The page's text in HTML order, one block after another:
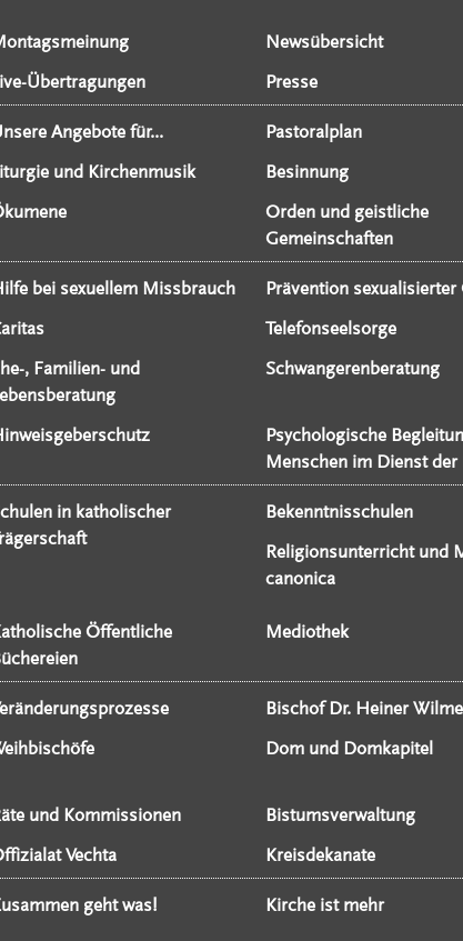
Newsübersicht
Übertragungen
Presse
Angebote für... Pastoralplan
und Kirchenmusik
Besinnung
Orden und geistliche
Gemeinschaften
bei sexuellem Missbrauch Prävention sexualisierter
Telefonseelsorge
, Familien- und
Schwangerenberatung
Psychologische
Menschen im Dienst der
in katholischer
Bekenntnisschulen
Religionsunterricht und
canonica
Öffentliche
Mediothek
Bischof Dr. Heiner
Dom und Domkapitel
und Kommissionen
Bistumsverwaltung
Vechta
Kreisdekanate
geht was! Kirche ist mehr